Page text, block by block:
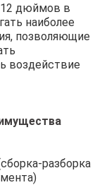
12 дюймов в
наиболее
позволяющие
воздействие
разборка